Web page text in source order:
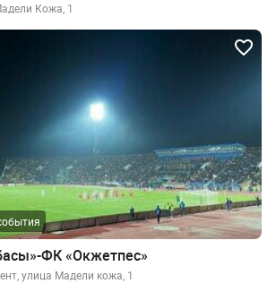
Кожа, 1
ФК «Окжетпес»
улица Мадели кожа, 1